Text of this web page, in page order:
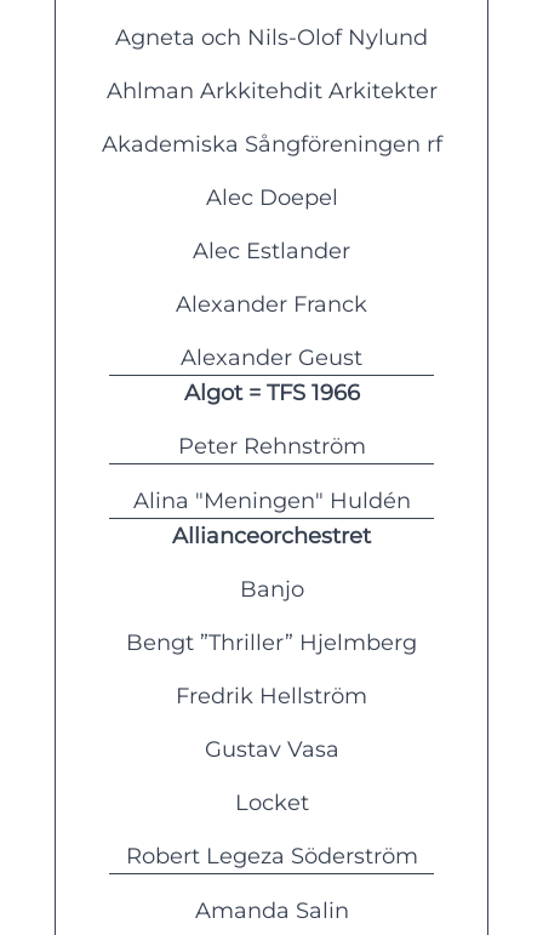
Agneta och Nils-Olof Nylund
Ahlman Arkkitehdit Arkitekter
Akademiska Sångföreningen rf
Alec Doepel
Alec Estlander
Alexander Franck
Alexander Geust
Algot = TFS 1966
Peter Rehnström
Alina "Meningen" Huldén
Allianceorchestret
Banjo
Bengt ”Thriller” Hjelmberg
Fredrik Hellström
Gustav Vasa
Locket
Robert Legeza Söderström
Amanda Salin